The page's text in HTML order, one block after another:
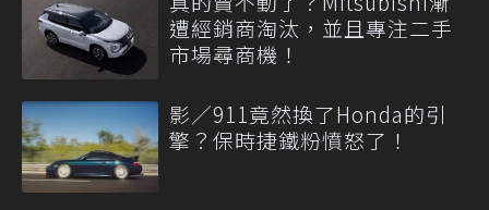
遭經銷商淘汰，並且專注二手
市場尋商機！
影／911竟然換了Honda的引
擎？保時捷鐵粉憤怒了！